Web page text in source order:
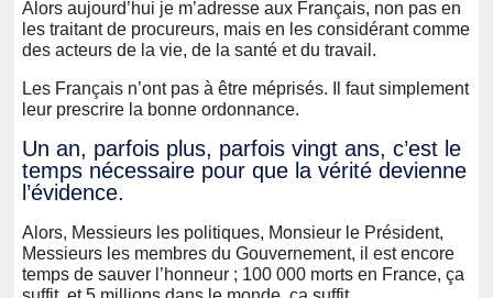
Alors aujourd’hui je m’adresse aux Français, non pas en
les traitant de procureurs, mais en les considérant comme
des acteurs de la vie, de la santé et du travail.
Les Français n’ont pas à être méprisés. Il faut simplement
leur prescrire la bonne ordonnance.
Un an, parfois plus, parfois vingt ans, c’est le
temps nécessaire pour que la vérité devienne
l’évidence.
Alors, Messieurs les politiques, Monsieur le Président,
Messieurs les membres du Gouvernement, il est encore
temps de sauver l’honneur ; 100 000 morts en France, ça